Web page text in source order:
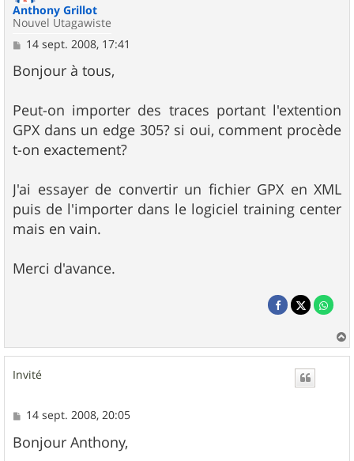
Anthony Grillot
Nouvel Utagawiste
M
s
s
g
e
14 sept. 2008, 17:41
Bonjour à tous,
Peut-on importer des traces portant l'extention
GPX dans un edge 305? si oui, comment procède
t-on exactement?
J'ai essayer de convertir un fichier GPX en XML
puis de l'importer dans le logiciel training center
mais en vain.
Merci d'avance.
a
Invité
M
s
s
14 sept. 2008, 20:05
Bonjour Anthony,